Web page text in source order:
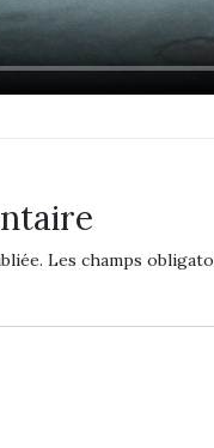
Les champs